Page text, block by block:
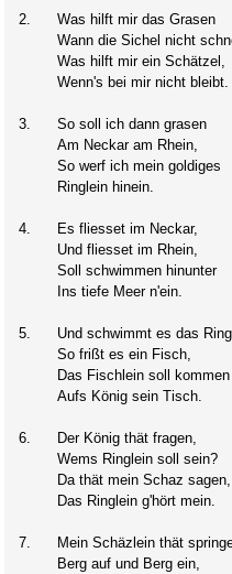
2.
Was hilft mir das Grasen
Wann die Sichel nicht
Was hilft mir ein Schätzel,
Wenn's bei mir nicht bleibt. |
3.
So soll ich dann grasen
Am Neckar am Rhein,
So werf ich mein goldiges
Ringlein hinein.
4.
Es fliesset im Neckar,
Und fliesset im Rhein,
Soll schwimmen hinunter
Ins tiefe Meer n'ein.
5.
Und schwimmt es das
So frißt es ein Fisch,
Das Fischlein soll kommen
Aufs König sein Tisch.
6.
Der König thät fragen,
Wems Ringlein soll sein?
Da thät mein Schaz sagen,
Das Ringlein g'hört mein.
7.
Mein Schäzlein thät
Berg auf und Berg ein,